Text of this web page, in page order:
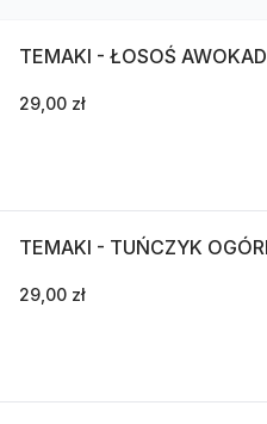
TEMAKI - ŁOSOŚ
29,00 zł
TEMAKI - TUŃCZYK
29,00 zł